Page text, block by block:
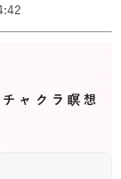
ャクラ瞑想